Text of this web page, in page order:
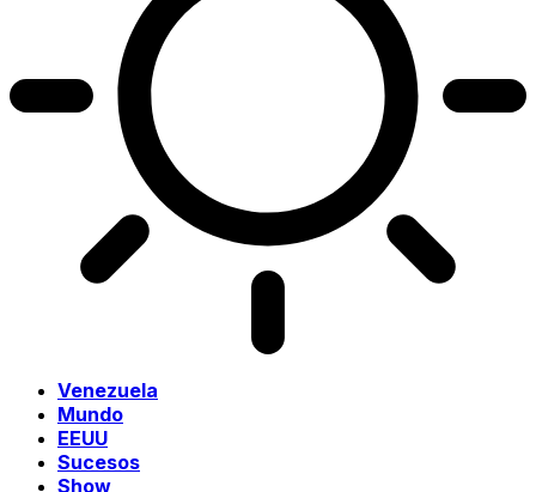
Venezuela
Mundo
EEUU
Sucesos
Show